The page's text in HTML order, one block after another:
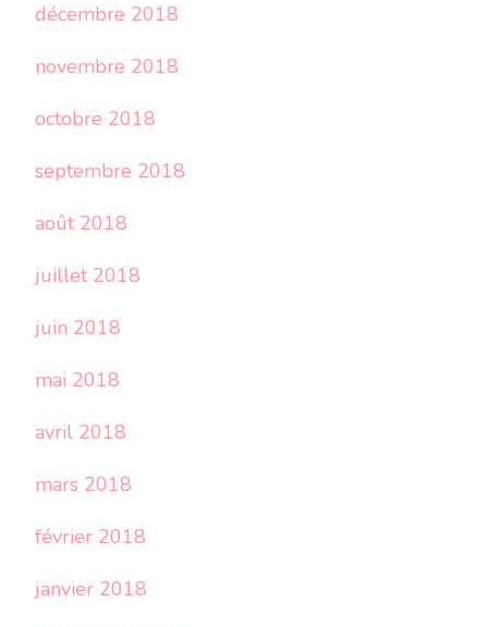
décembre 2018
novembre 2018
octobre 2018
septembre 2018
août 2018
juillet 2018
juin 2018
mai 2018
avril 2018
mars 2018
février 2018
janvier 2018